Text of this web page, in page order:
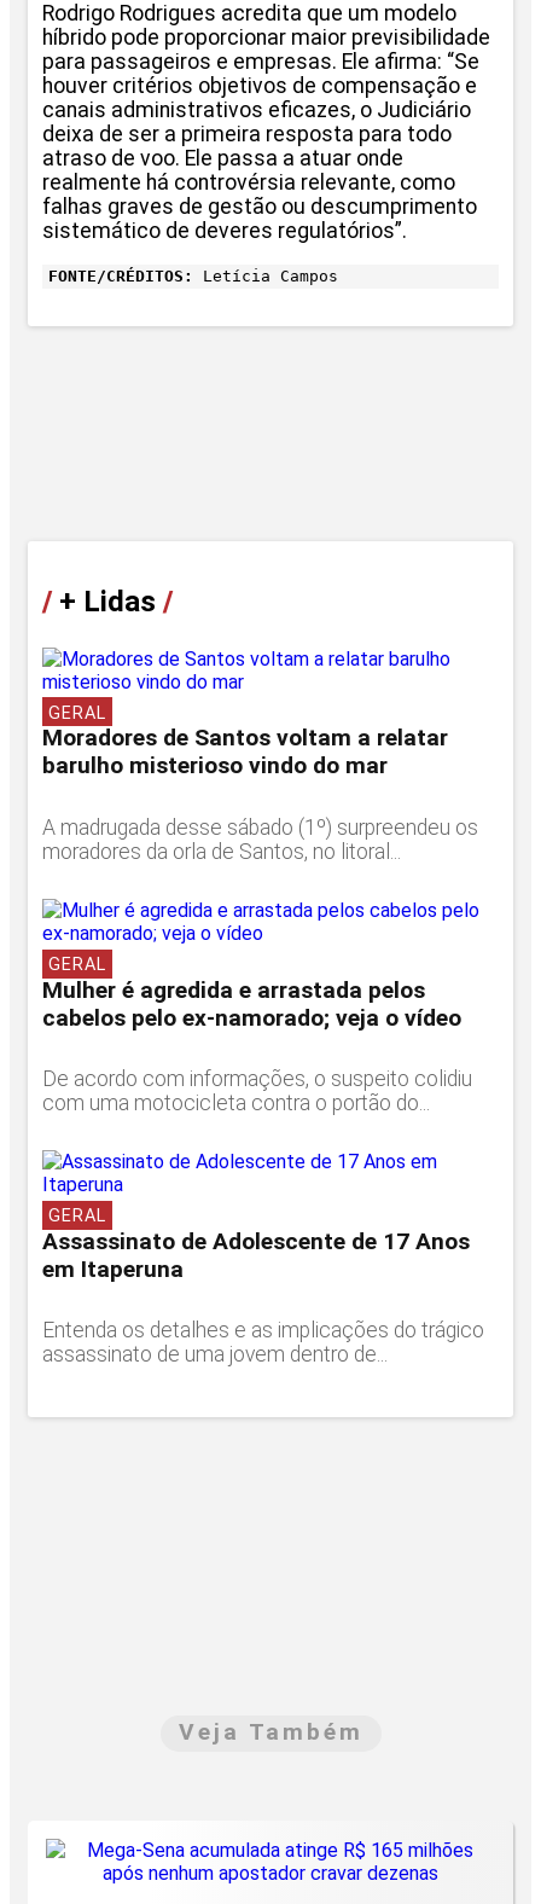
Rodrigo Rodrigues acredita que um modelo
híbrido pode proporcionar maior previsibilidade
para passageiros e empresas. Ele afirma: “Se
houver critérios objetivos de compensação e
canais administrativos eficazes, o Judiciário
deixa de ser a primeira resposta para todo
atraso de voo. Ele passa a atuar onde
realmente há controvérsia relevante, como
falhas graves de gestão ou descumprimento
sistemático de deveres regulatórios”.
FONTE/CRÉDITOS: Letícia Campos
/+ Lidas /
GERAL
Moradores de Santos voltam a relatar
barulho misterioso vindo do mar
A madrugada desse sábado (1º) surpreendeu os
moradores da orla de Santos, no litoral...
GERAL
Mulher é agredida e arrastada pelos
cabelos pelo ex-namorado; veja o vídeo
De acordo com informações, o suspeito colidiu
com uma motocicleta contra o portão do...
GERAL
Assassinato de Adolescente de 17 Anos
em Itaperuna
Entenda os detalhes e as implicações do trágico
assassinato de uma jovem dentro de...
Veja Também